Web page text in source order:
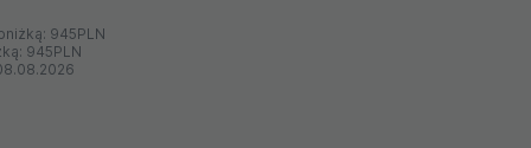
945PLN
945PLN